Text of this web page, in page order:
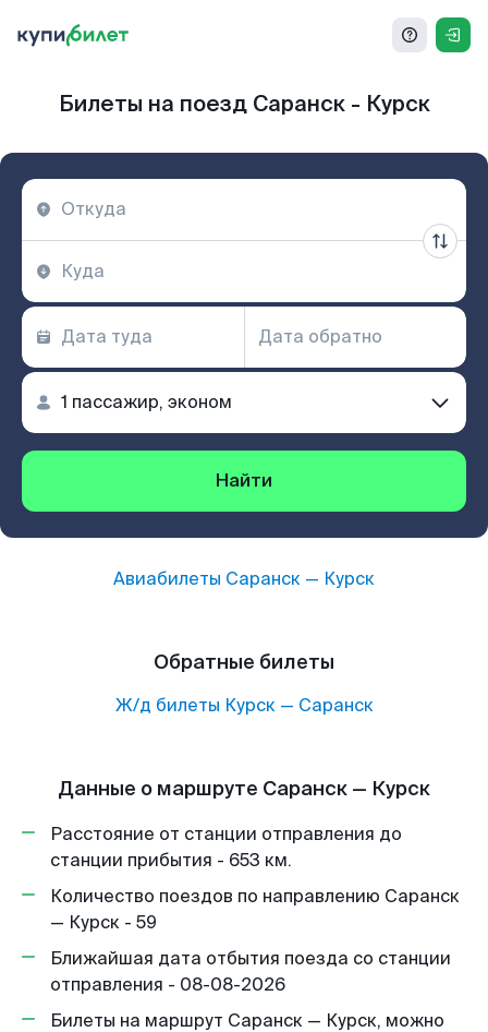
Билеты на поезд Саранск - Курск
Найти
Авиабилеты Саранск — Курск
Обратные билеты
Ж/д билеты Курск— Саранск
Данные о маршруте Саранск — Курск
Расстояние от станции отправления до
станции прибытия - 653 км.
Количество поездов по направлению Саранск
— Курск - 59
Ближайшая дата отбытия поезда со станции
отправления - 08-08-2026
Билеты на маршрут Саранск — Курск, можно